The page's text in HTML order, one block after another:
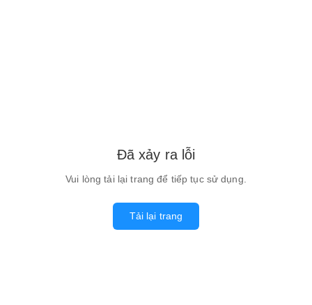
Đã xảy ra lỗi
Vui lòng tải lại trang để tiếp tục sử dụng.
Tải lại trang